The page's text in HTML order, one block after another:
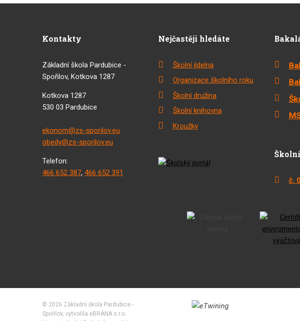
Kontakty
Základní škola Pardubice -
Spořilov, Kotkova 1287
Kotkova 1287
530 03 Pardubice
ekonom@zs-sporilov.eu
obedy@zs-sporilov.eu
Telefon:
466 652 387, 466 652 391
Nejčastěji hledáte
Školní jídelna
Organizace školního roku
Školní družina
Školní knihovna
Kroužky
č.
© 2026 Základní škola Pardubice -
Spořilov, vytvořila eBRÁNA s.r.o.